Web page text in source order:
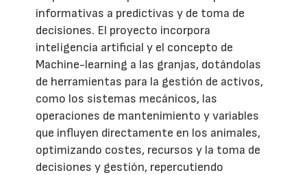
informativas a predictivas y de toma de
decisiones. El proyecto incorpora
inteligencia artificial y el concepto de
Machine-learning a las granjas, dotándolas
de herramientas para la gestión de activos,
como los sistemas mecánicos, las
operaciones de mantenimiento y variables
que influyen directamente en los animales,
optimizando costes, recursos y la toma de
decisiones y gestión, repercutiendo